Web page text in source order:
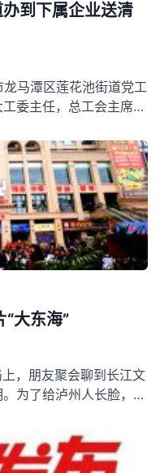
到下属企业送清
马潭区莲花池街道党工
委主任，总工会主席任
大东海”
，朋友聚会聊到长江文
为了给泸州人长脸，把